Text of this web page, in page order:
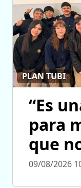
PLAN TUBI
“Es
para
que
09/08/2026